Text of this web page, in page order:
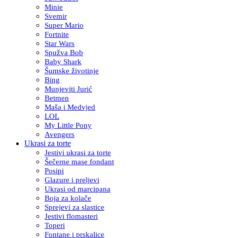
Minie
Svemir
Super Mario
Fortnite
Star Wars
Spužva Bob
Baby Shark
Šumske životinje
Bing
Munjeviti Jurić
Betmen
Maša i Medvjed
LOL
My Little Pony
Avengers
Ukrasi za torte
Jestivi ukrasi za torte
Šečerne mase fondant
Posipi
Glazure i preljevi
Ukrasi od marcipana
Boja za kolače
Sprejevi za slastice
Jestivi flomasteri
Toperi
Fontane i prskalice